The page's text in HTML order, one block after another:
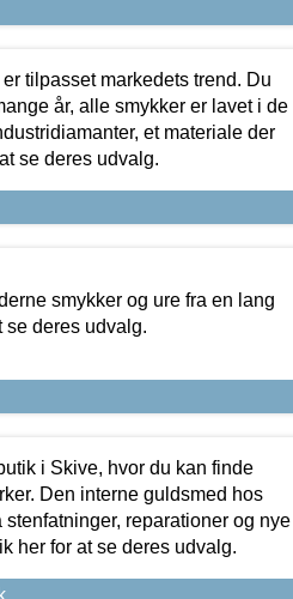
tilpasset markedets trend. Du
år, alle smykker er lavet i de
et materiale der
se deres udvalg.
smykker og ure fra en lang
deres udvalg.
i Skive, hvor du kan finde
Den interne guldsmed hos
reparationer og nye
her for at se deres udvalg.